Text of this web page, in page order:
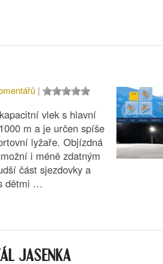
|
vlek s hlavní
m a je určen spíše
lyžaře. Objízdná
i méně zdatným
část sjezdovky a
dětmi …
JASENKA